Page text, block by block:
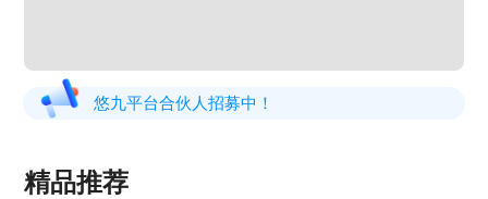
悠九平台合伙人招募中！
精品推荐